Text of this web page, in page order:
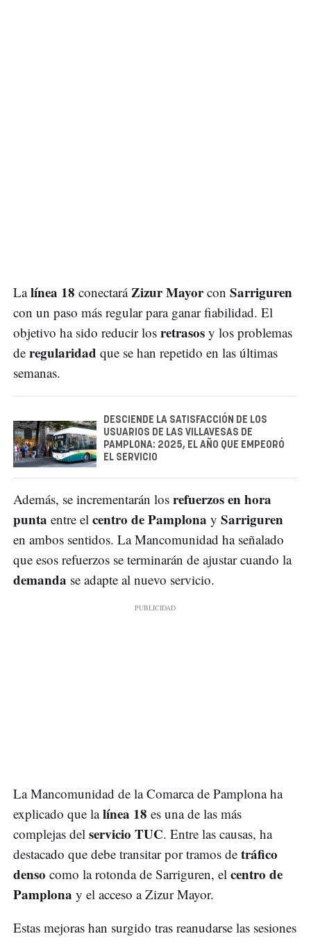
Lalínea 18 conectaráZizur Mayorcon Sarriguren
con un paso más regular para ganar fiabilidad. El
objetivo ha sido reducir los retrasos y los problemas
de regularidad que se han repetido en las últimas
semanas.
DESCIENDE LA SATISFACCIÓN DE LOS
USUARIOS DE LAS VILLAVESAS DE
PAMPLONA: 2025, EL AÑO QUE EMPEORÓ
EL SERVICIO
Además, se incrementarán los refuerzos en hora
punta entre el centro de Pamplona y Sarriguren
en ambos sentidos. La Mancomunidad ha señalado
que esos refuerzos se terminarán de ajustar cuando la
demanda se adapte al nuevo servicio.
La Mancomunidad de la Comarca de Pamplona ha
explicado que lalínea 18 es una de las más
complejas del servicio TUC. Entre las causas, ha
destacado que debe transitar por tramos de tráfico
denso como la rotonda de Sarriguren, el centro de
Pamplona y el acceso a Zizur Mayor.
Estas mejoras han surgido tras reanudarse las sesiones